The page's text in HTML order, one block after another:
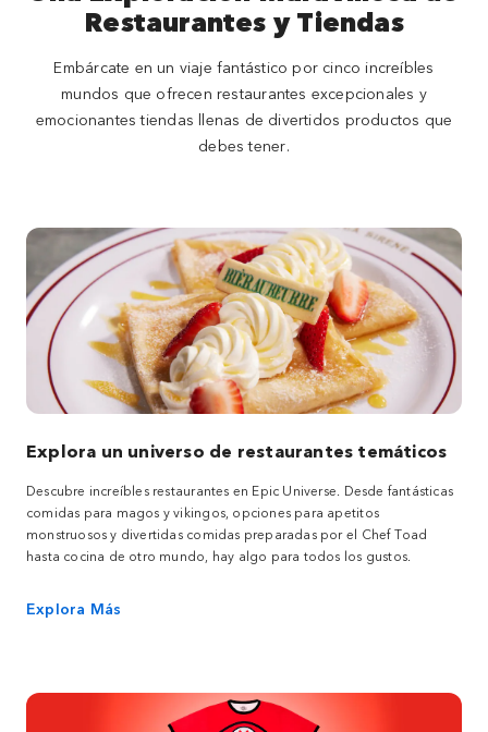
Restaurantes y Tiendas
Embárcate en un viaje fantástico por cinco increíbles
mundos que ofrecen restaurantes excepcionales y
emocionantes tiendas llenas de divertidos productos que
debes tener.
Explora un universo de restaurantes temáticos
Descubre increíbles restaurantes en Epic Universe. Desde fantásticas
comidas para magos y vikingos, opciones para apetitos
monstruosos y divertidas comidas preparadas por el Chef Toad
hasta cocina de otro mundo, hay algo para todos los gustos.
Explora Más